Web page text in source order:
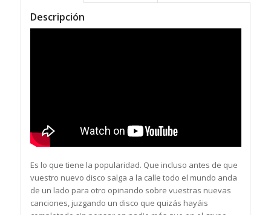
Descripción
Es lo que tiene la popularidad. Que incluso antes de que
vuestro nuevo disco salga a la calle todo el mundo anda
de un lado para otro opinando sobre vuestras nuevas
canciones, juzgando un disco que quizás hayáis